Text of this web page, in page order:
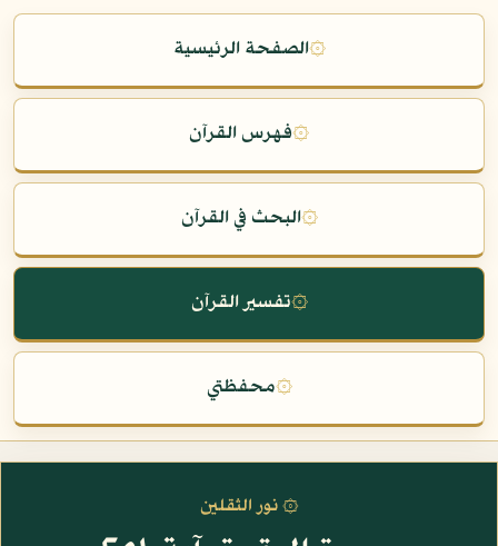
۞الصفحة الرئيسية
۞فهرس القرآن
۞البحث في القرآن
۞تفسير القرآن
۞محفظتي
۞ نور الثقلين